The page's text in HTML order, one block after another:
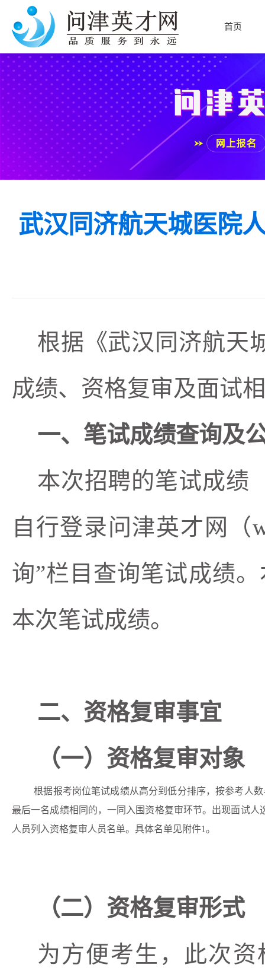
首页
武汉同济航天城医院
根据《武汉同济航天
成绩、资格复审及面试
一、笔试成绩查询及
本次招聘的笔试成绩
自行登录问津英才网（
询”栏目查询笔试成绩。
本次笔试成绩。
二、资格复审事宜
（一）资格复审对象
根据报考岗位笔试成绩从高分到低分排序，按参考人数
最后一名成绩相同的，一同入围资格复审环节。出现面试
人员列入资格复审人员名单。具体名单见附件1。
（二）资格复审形式
为方便考生，此次